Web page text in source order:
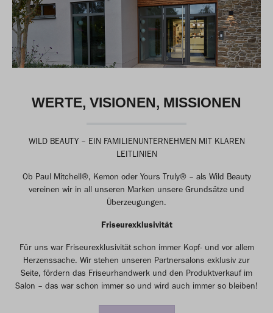
WERTE, VISIONEN, MISSIONEN
WILD BEAUTY – EIN FAMILIENUNTERNEHMEN MIT KLAREN
LEITLINIEN
Ob Paul Mitchell®, Kemon oder Yours Truly® – als Wild Beauty
vereinen wir in all unseren Marken unsere Grundsätze und
Überzeugungen.
Friseurexklusivität
Für uns war Friseurexklusivität schon immer Kopf- und vor allem
Herzenssache. Wir stehen unseren Partnersalons exklusiv zur
Seite, fördern das Friseurhandwerk und den Produktverkauf im
Salon – das war schon immer so und wird auch immer so bleiben!